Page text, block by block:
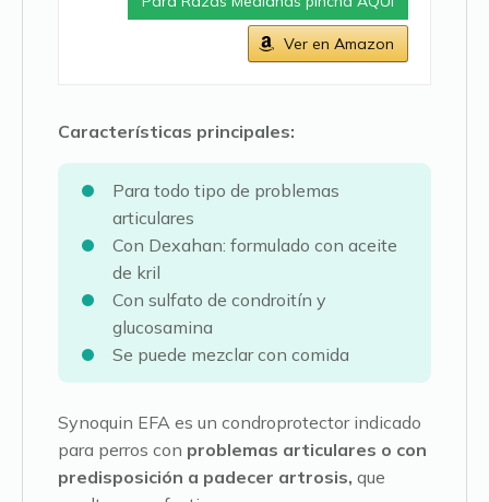
Ver en Amazon
Características principales:
Para todo tipo de problemas
articulares
Con Dexahan: formulado con aceite
de kril
Con sulfato de condroitín y
glucosamina
Se puede mezclar con comida
Synoquin EFA es un condroprotector indicado
para perros con problemas articulares o con
predisposición a padecer artrosis, que